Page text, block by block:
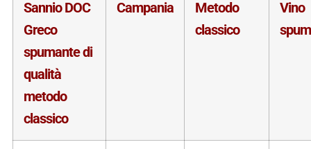
Sannio DOC
Greco
spumante di
qualità
metodo
classico
Campania
Metodo
classico
Vino